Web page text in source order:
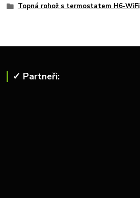
Topná rohož s termostatem H6-WiFi
✓ Partneři: